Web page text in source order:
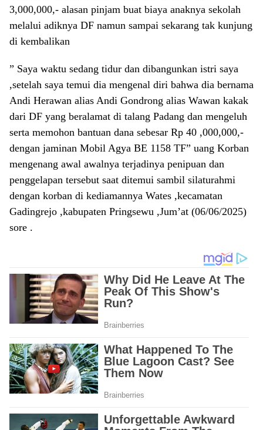
3,000,000,- alasan pinjam buat biaya anaknya sekolah
melalui adiknya DF namun sampai sekarang tak kunjung
di kembalikan
” Saya waktu sedang tidur dan dibangunkan istri saya
,setelah saya temui dia mengenal diri bahwa dia bernama
Andi Herawan alias Andi Gondrong alias Wawan kakak
dari DF yang beralamat di talang Padang dan mengeluh
serta memohon bantuan dana sebesar Rp 40 ,000,000,-
dengan jaminan Mobil Agya BE 1158 TF” uang Korban
mengenang awal awalnya terjadinya penipuan dan
penggelapan tersebut saat ditemui sambil silaturahmi
dengan korban di kediamannya Wates ,kecamatan
Gadingrejo ,kabupaten Pringsewu ,Jum’at (06/06/2025)
sore .